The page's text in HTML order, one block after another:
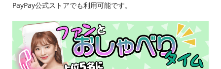
PayPay公式ストアでも利用可能です。